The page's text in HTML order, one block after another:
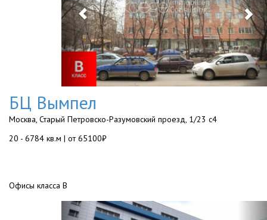
БЦ Вымпел
Москва, Старый Петровско-Разумовский проезд, 1/23 с4
20 - 6784 кв.м | от 65100₽
Офисы класса B
Previous